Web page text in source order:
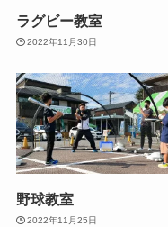
ラグビー教室
2022年11月30日
野球教室
2022年11月25日